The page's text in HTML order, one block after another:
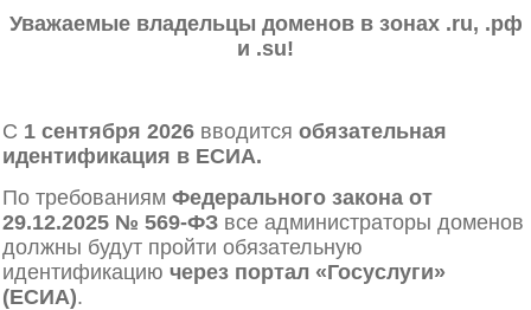
Уважаемые владельцы доменов в зонах .ru, .рф
и .su!
С 1 сентября 2026 вводится обязательная
идентификация в ЕСИА.
По требованиям Федерального закона от
29.12.2025 № 569‑ФЗ все администраторы доменов
должны будут пройти обязательную
идентификацию через портал «Госуслуги»
(ЕСИА).